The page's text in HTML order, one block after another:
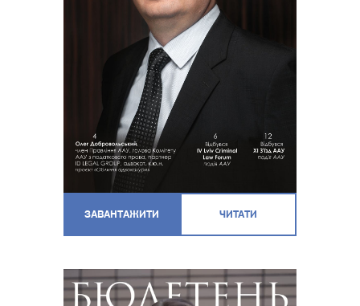
ЗАВАНТАЖИТИ ЧИТАТИ